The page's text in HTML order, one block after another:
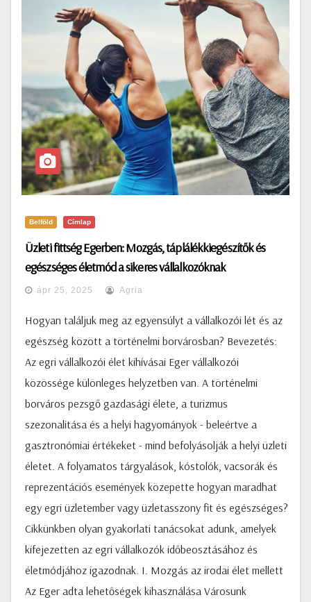
Belföld Címlap
Üzleti fittség Egerben: Mozgás, táplálékkiegészítők és
egészséges életmód a sikeres vállalkozóknak
ápr 25, 2025 Agria
Hogyan találjuk meg az egyensúlyt a vállalkozói lét és az
egészség között a történelmi borvárosban? Bevezetés:
Az egri vállalkozói élet kihívásai Eger vállalkozói
közössége különleges helyzetben van. A történelmi
borváros pezsgő gazdasági élete, a turizmus
szezonalitása és a helyi hagyományok - beleértve a
gasztronómiai értékeket - mind befolyásolják a helyi üzleti
életet. A folyamatos tárgyalások, kóstolók, vacsorák és
reprezentációs események közepette hogyan maradhat
egy egri üzletember vagy üzletasszony fit és egészséges?
Cikkünkben olyan gyakorlati tanácsokat adunk, amelyek
kifejezetten az egri vállalkozók időbeosztásához és
életmódjához igazodnak. I. Mozgás az irodai élet mellett
Az Eger adta lehetőségek kihasználása Városunk